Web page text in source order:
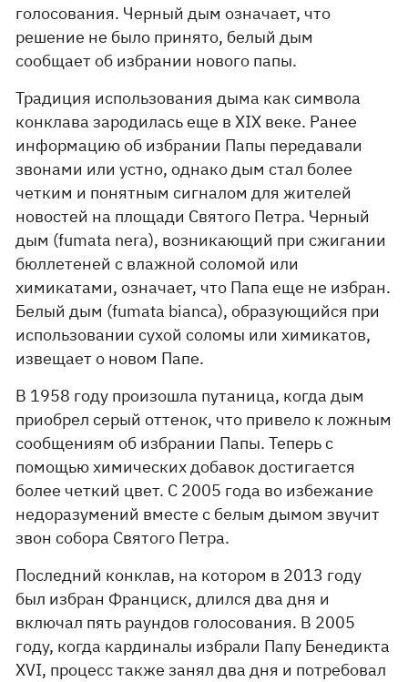
голосования. Черный дым означает, что
решение не было принято, белый дым
сообщает об избрании нового папы.
Традиция использования дыма как символа
конклава зародилась еще в XIX веке. Ранее
информацию об избрании Папы передавали
звонами или устно, однако дым стал более
четким и понятным сигналом для жителей
новостей на площади Святого Петра. Черный
дым (fumata nera), возникающий при сжигании
бюллетеней с влажной соломой или
химикатами, означает, что Папа еще не избран.
Белый дым (fumata bianca), образующийся при
использовании сухой соломы или химикатов,
извещает о новом Папе.
В 1958 году произошла путаница, когда дым
приобрел серый оттенок, что привело к ложным
сообщениям об избрании Папы. Теперь с
помощью химических добавок достигается
более четкий цвет. С 2005 года во избежание
недоразумений вместе с белым дымом звучит
звон собора Святого Петра.
Последний конклав, на котором в 2013 году
был избран Франциск, длился два дня и
включал пять раундов голосования. В 2005
году, когда кардиналы избрали Папу Бенедикта
XVI, процесс также занял два дня и потребовал